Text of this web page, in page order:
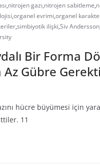
,nitrojen gazı,nitrojen sabitleme,
,organel evrimi,organel
,simbiyotik ilişki,Siv Andersson
Bir Forma
Az Gübre
hücre büyümesi için
11